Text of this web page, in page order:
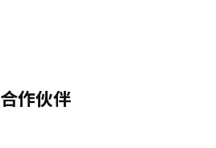
合作伙伴